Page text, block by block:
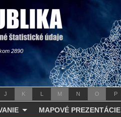
2890
J K L M N O P
MAPOVÉ PREZENTÁCIE